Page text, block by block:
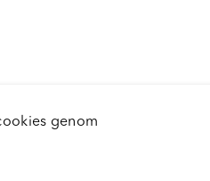
genom